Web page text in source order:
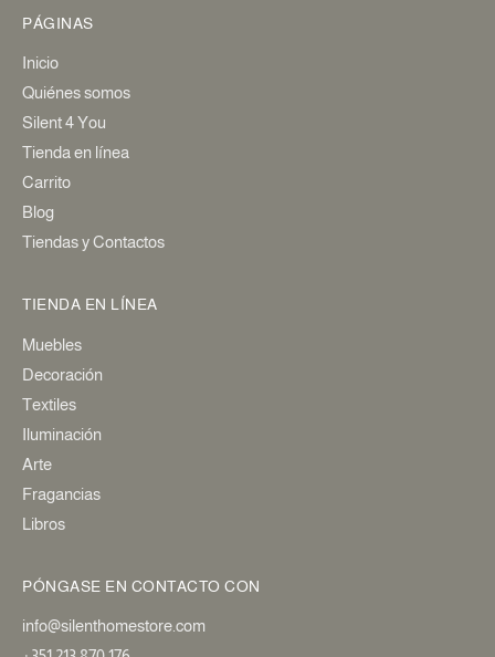
PÁGINAS
Inicio
Quiénes somos
Silent 4 You
Tienda en línea
Carrito
Blog
Tiendas y Contactos
TIENDA EN LÍNEA
Muebles
Decoración
Textiles
Iluminación
Arte
Fragancias
Libros
PÓNGASE EN CONTACTO CON
info@silenthomestore.com